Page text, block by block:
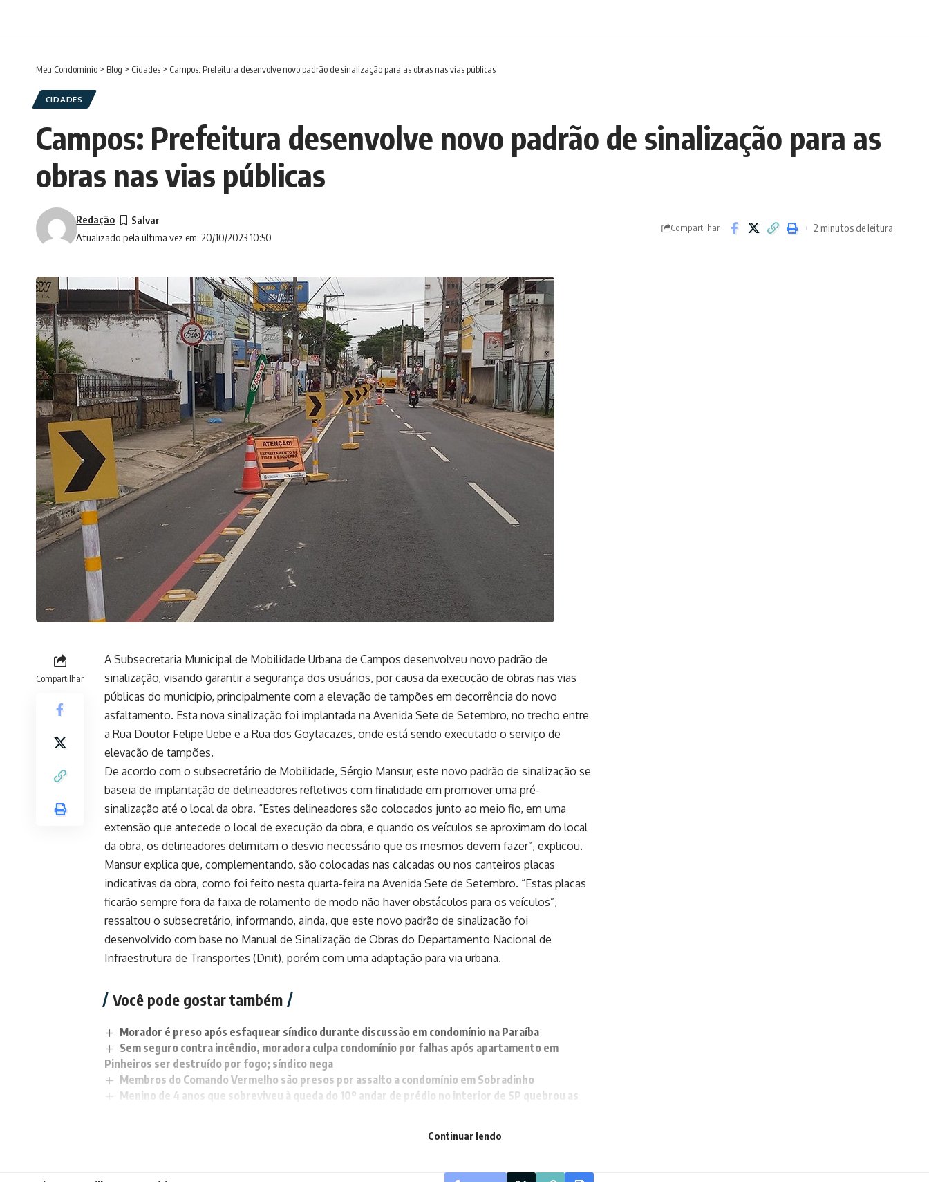
Meu Condomínio > Blog > Cidades > Campos: Prefeitura desenvolve novo padrão de sinalização para as obras nas vias públicas
CIDADES
Campos: Prefeitura desenvolve novo padrão de sinalização para as
obras nas vias públicas
Atualizado pela última vez em: 20/10/2023 10:50
Redação
Compartilhar 2 minutos de leitura
Compartilhar
A Subsecretaria Municipal de Mobilidade Urbana de Campos desenvolveu novo padrão de
sinalização, visando garantir a segurança dos usuários, por causa da execução de obras nas vias
públicas do município, principalmente com a elevação de tampões em decorrência do novo
asfaltamento. Esta nova sinalização foi implantada na Avenida Sete de Setembro, no trecho entre
a Rua Doutor Felipe Uebe e a Rua dos Goytacazes, onde está sendo executado o serviço de
elevação de tampões.
De acordo com o subsecretário de Mobilidade, Sérgio Mansur, este novo padrão de sinalização se
baseia de implantação de delineadores refletivos com finalidade em promover uma pré-
sinalização até o local da obra. “Estes delineadores são colocados junto ao meio fio, em uma
extensão que antecede o local de execução da obra, e quando os veículos se aproximam do local
da obra, os delineadores delimitam o desvio necessário que os mesmos devem fazer”, explicou.
Mansur explica que, complementando, são colocadas nas calçadas ou nos canteiros placas
indicativas da obra, como foi feito nesta quarta-feira na Avenida Sete de Setembro. “Estas placas
ficarão sempre fora da faixa de rolamento de modo não haver obstáculos para os veículos”,
ressaltou o subsecretário, informando, ainda, que este novo padrão de sinalização foi
desenvolvido com base no Manual de Sinalização de Obras do Departamento Nacional de
Infraestrutura de Transportes (Dnit), porém com uma adaptação para via urbana.
Você pode gostar também
Morador é preso após esfaquear síndico durante discussão em condomínio na Paraíba
Sem seguro contra incêndio, moradora culpa condomínio por falhas após apartamento em
Pinheiros ser destruído por fogo; síndico nega
Membros do Comando Vermelho são presos por assalto a condomínio em Sobradinho
Menino de 4 anos que sobreviveu à queda do 10º andar de prédio no interior de SP quebrou as
Continuar lendo